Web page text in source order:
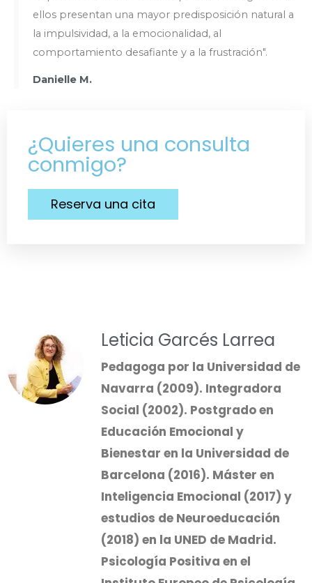
ellos presentan una mayor predisposición natural a
la impulsividad, a la emocionalidad, al
comportamiento desafiante y a la frustración".
Danielle M.
¿Quieres una consulta
conmigo?
Reserva una cita
Leticia Garcés Larrea
Pedagoga por la Universidad de
Navarra (2009). Integradora
Social (2002). Postgrado en
Educación Emocional y
Bienestar en la Universidad de
Barcelona (2016). Máster en
Inteligencia Emocional (2017) y
estudios de Neuroeducación
(2018) en la UNED de Madrid.
Psicología Positiva en el